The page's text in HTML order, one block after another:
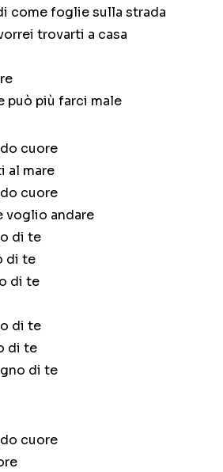
come foglie sulla strada
trovarti a casa
può più farci male
cuore
al mare
cuore
voglio andare
di te
di te
di te
di te
di te
di te
cuore